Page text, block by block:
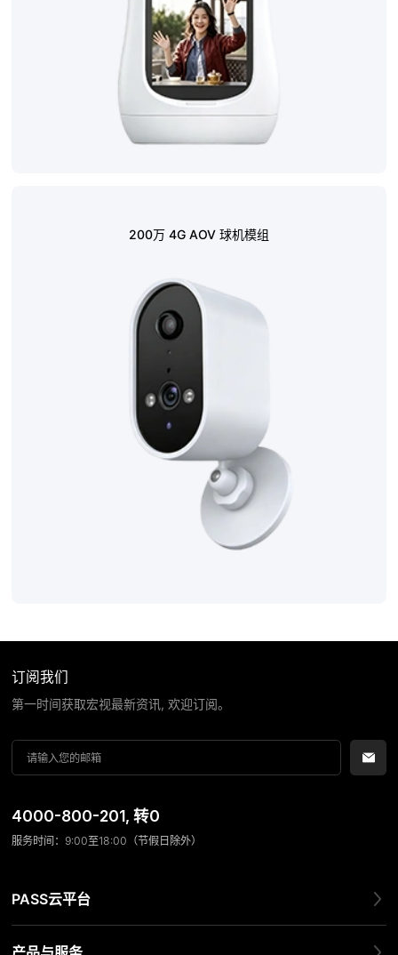
200万 4G AOV 球机模组
订阅我们
第一时间获取宏视最新资讯, 欢迎订阅。
4000-800-201, 转0
服务时间：9:00至18:00（节假日除外）
PASS云平台